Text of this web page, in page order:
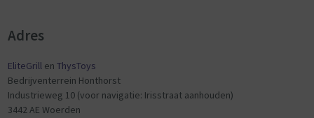
Adres
EliteGrill en ThysToys
Bedrijventerrein Honthorst
Industrieweg 10 (voor navigatie: Irisstraat aanhouden)
3442 AE Woerden